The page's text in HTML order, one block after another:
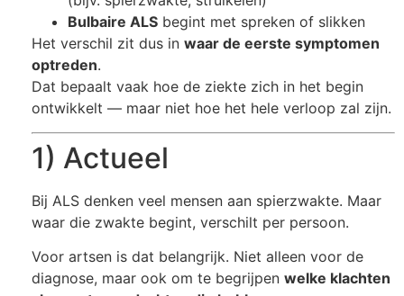
Bulbaire ALS begint met spreken of slikken
Het verschil zit dus in waar de eerste symptomen
optreden.
Dat bepaalt vaak hoe de ziekte zich in het begin
ontwikkelt — maar niet hoe het hele verloop zal zijn.
1) Actueel
Bij ALS denken veel mensen aan spierzwakte. Maar
waar die zwakte begint, verschilt per persoon.
Voor artsen is dat belangrijk. Niet alleen voor de
diagnose, maar ook om te begrijpen welke klachten